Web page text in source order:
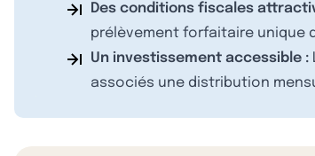
Des conditions fiscales
prélèvement forfaitaire unique
Un investissement accessible :
associés une distribution